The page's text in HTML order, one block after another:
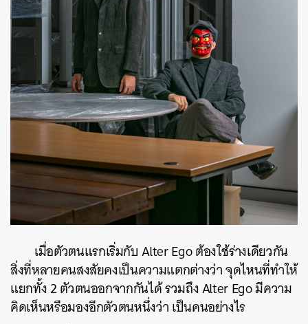
เมื่อตัวตนแรกเริ่มกับ Alter Ego ต้องใช้ร่างเดียวกัน
สิ่งที่หลายคนสงสัยคงเป็นความแตกต่างว่า จุดไหนที่ทำให้
แยกทั้ง 2 ตัวตนออกจากกันได้ รวมถึง Alter Ego มีความ
คิดเห็นหรือมองอีกตัวตนหนึ่งว่า เป็นคนอย่างไร